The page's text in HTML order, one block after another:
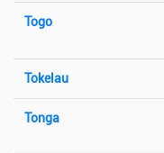
Togo
Tokelau
Tonga